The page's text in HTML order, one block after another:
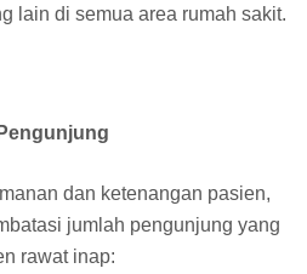
lain di semua area rumah sakit.
dan ketenangan pasien,
jumlah pengunjung yang
rawat inap: